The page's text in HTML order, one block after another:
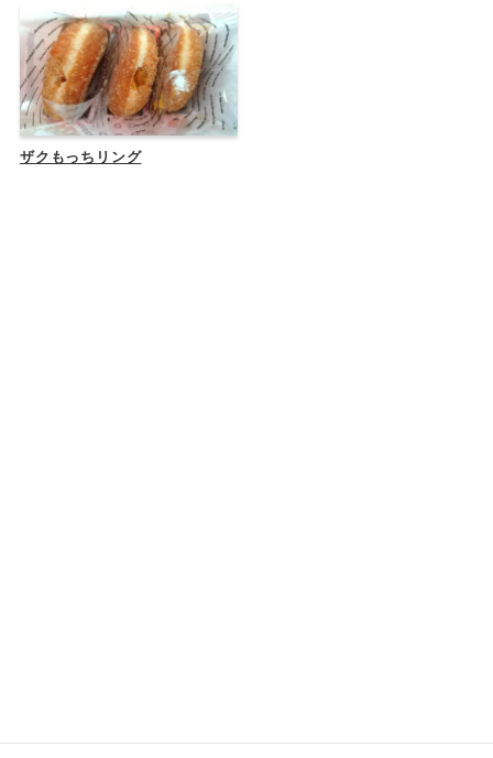
ザクもっちリング